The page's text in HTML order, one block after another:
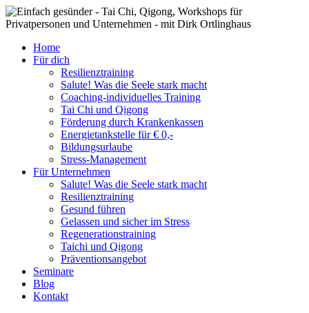
Zum
Inhalt
Home
Für dich
Resilienztraining
Salute! Was die Seele stark macht
Coaching-individuelles Training
Tai Chi und Qigong
Förderung durch Krankenkassen
Energietankstelle für € 0,-
Bildungsurlaube
Stress-Management
Für Unternehmen
Salute! Was die Seele stark macht
Resilienztraining
Gesund führen
Gelassen und sicher im Stress
Regenerationstraining
Taichi und Qigong
Präventionsangebot
Seminare
Blog
Kontakt